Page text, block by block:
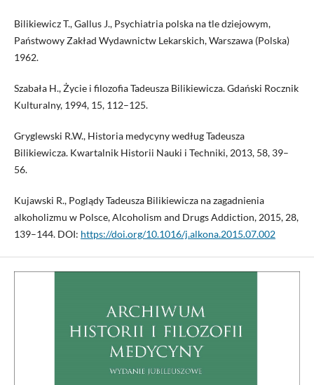
Bilikiewicz T., Gallus J., Psychiatria polska na tle dziejowym,
Państwowy Zakład Wydawnictw Lekarskich, Warszawa (Polska)
1962.
Szabała H., Życie i filozofia Tadeusza Bilikiewicza. Gdański Rocznik
Kulturalny, 1994, 15, 112–125.
Gryglewski R.W., Historia medycyny według Tadeusza
Bilikiewicza. Kwartalnik Historii Nauki i Techniki, 2013, 58, 39–
56.
Kujawski R., Poglądy Tadeusza Bilikiewicza na zagadnienia
alkoholizmu w Polsce, Alcoholism and Drugs Addiction, 2015, 28,
139–144. DOI: https://doi.org/10.1016/j.alkona.2015.07.002